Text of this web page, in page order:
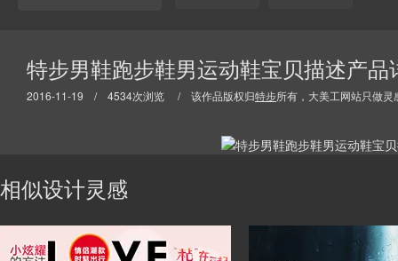
特步男鞋跑步鞋男运动鞋宝贝描述产品
2016-11-19 / 4534次浏览 / 该作品版权归特步所有，大美工网站只做
相似设计灵感